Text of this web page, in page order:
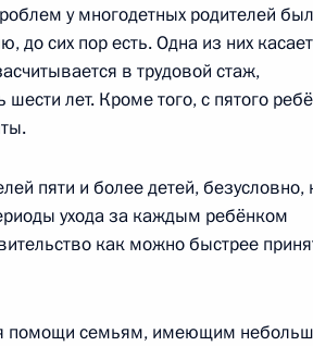
Владимиром
у многодетных родителей
сих пор есть. Одна из них
в трудовой стаж,
лет. Кроме того, с пятого
пяти и более детей, безусловно,
ухода за каждым ребёнком
как можно быстрее
помощи семьям, имеющим